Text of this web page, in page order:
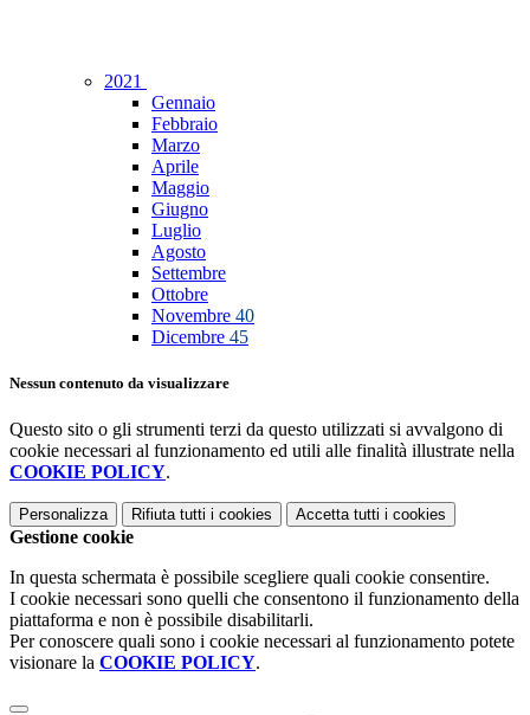
2021
Gennaio
Febbraio
Marzo
Aprile
Maggio
Giugno
Luglio
Agosto
Settembre
Ottobre
Novembre 40
Dicembre 45
Nessun contenuto da visualizzare
Questo sito o gli strumenti terzi da questo utilizzati si avvalgono di
cookie necessari al funzionamento ed utili alle finalità illustrate nella
COOKIE POLICY.
Personalizza Rifiuta tutti i cookies Accetta tutti i cookies
Gestione cookie
In questa schermata è possibile scegliere quali cookie consentire.
I cookie necessari sono quelli che consentono il funzionamento della
piattaforma e non è possibile disabilitarli.
Per conoscere quali sono i cookie necessari al funzionamento potete
visionare la COOKIE POLICY.